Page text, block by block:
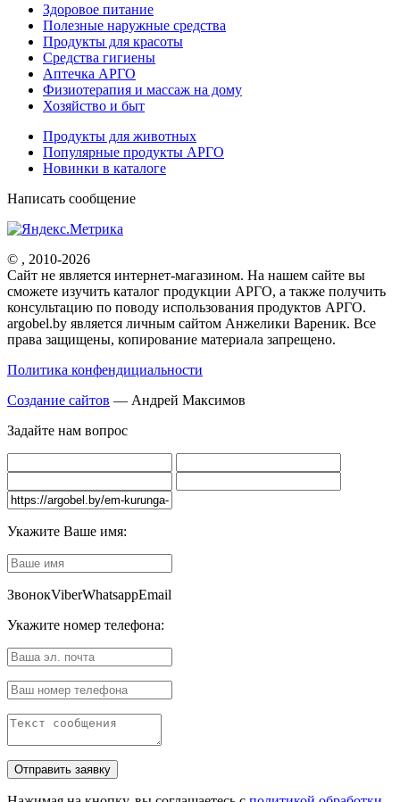
Здоровое питание
Полезные наружные средства
Продукты для красоты
Средства гигиены
Аптечка АРГО
Физиотерапия и массаж на дому
Хозяйство и быт
Продукты для животных
Популярные продукты АРГО
Новинки в каталоге
Написать сообщение
© , 2010-2026
Cайт не является интернет-магазином. На нашем сайте вы
сможете изучить каталог продукции АРГО, а также получить
консультацию по поводу использования продуктов АРГО.
argobel.by является личным сайтом Анжелики Вареник. Все
права защищены, копирование материала запрещено.
Политика конфендициальности
Создание сайтов — Андрей Максимов
Задайте нам вопрос
Укажите Ваше имя:
ЗвонокViberWhatsappEmail
Укажите номер телефона: